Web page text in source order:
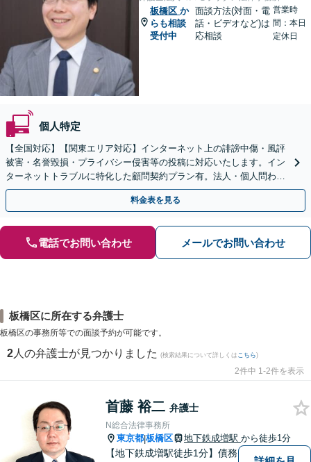
板橋区 か
らも相談
受付中
面談方法(対面・電
話・ビデオなど)は
応相談
営業時
間：本日
定休日
個人特定
【全国対応】【関東エリア対応】インターネット上の誹謗中傷・風評
被害・名誉毀損・プライバシー侵害等の投稿に対応いたします。イン
ターネットトラブルに特化した顧問契約プラン有。法人・個人問わず
お気軽にご相談下さい。【オンライン相談可】
料金表を見る
電話でお問い合わせ メールでお問い合わせ
板橋区に所在する弁護士
板橋区の事務所等での面談予約が可能です。
2 人の弁護士が見つかりました (検索結果について詳しくは こちら)
2件中 1-2件を表示
首藤 裕二 弁護士
N総合法律事務所
東京都|板橋区 地下鉄成増駅 から徒歩1分
【地下鉄成増駅徒歩1分】債務